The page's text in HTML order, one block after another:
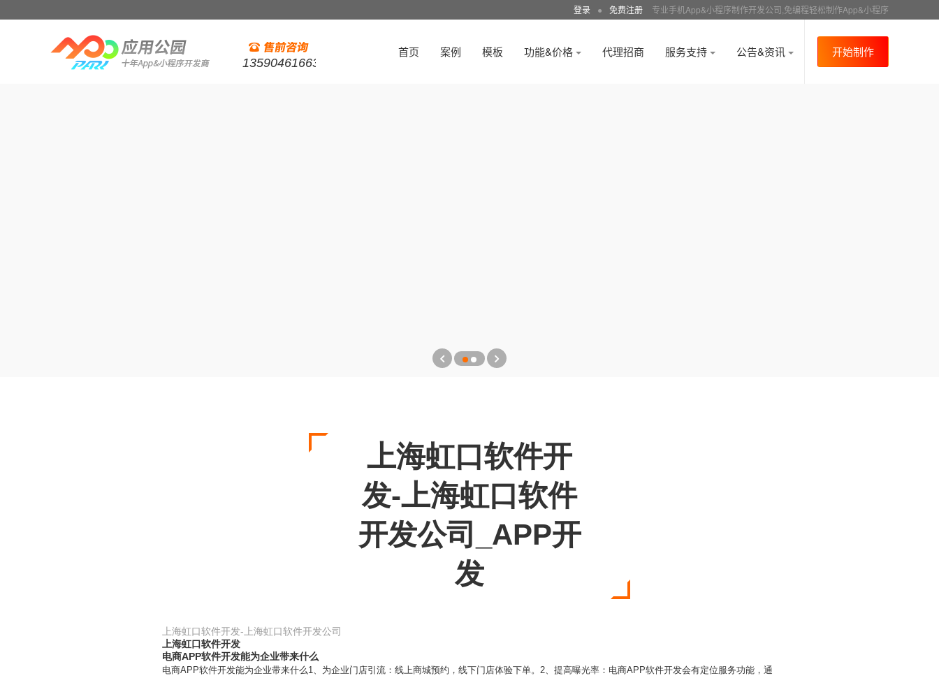
登录 ● 免费注册 专业手机App&小程序制作开发公司,免编程轻松制作App&小程序
13590461663
首页 案例 模板 功能&价格 代理招商 服务支持 公告&资讯 开始制作
上海虹口软件开
发-上海虹口软件
开发公司_APP开
发
上海虹口软件开发-上海虹口软件开发公司
上海虹口软件开发
电商APP软件开发能为企业带来什么
电商APP软件开发能为企业带来什么1、为企业门店引流：线上商城预约，线下门店体验下单。2、提高曝光率：电商APP软件开发会有定位服务功能，通